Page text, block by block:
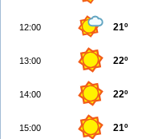
12:00 21º
13:00 22º
14:00 22º
15:00 21º